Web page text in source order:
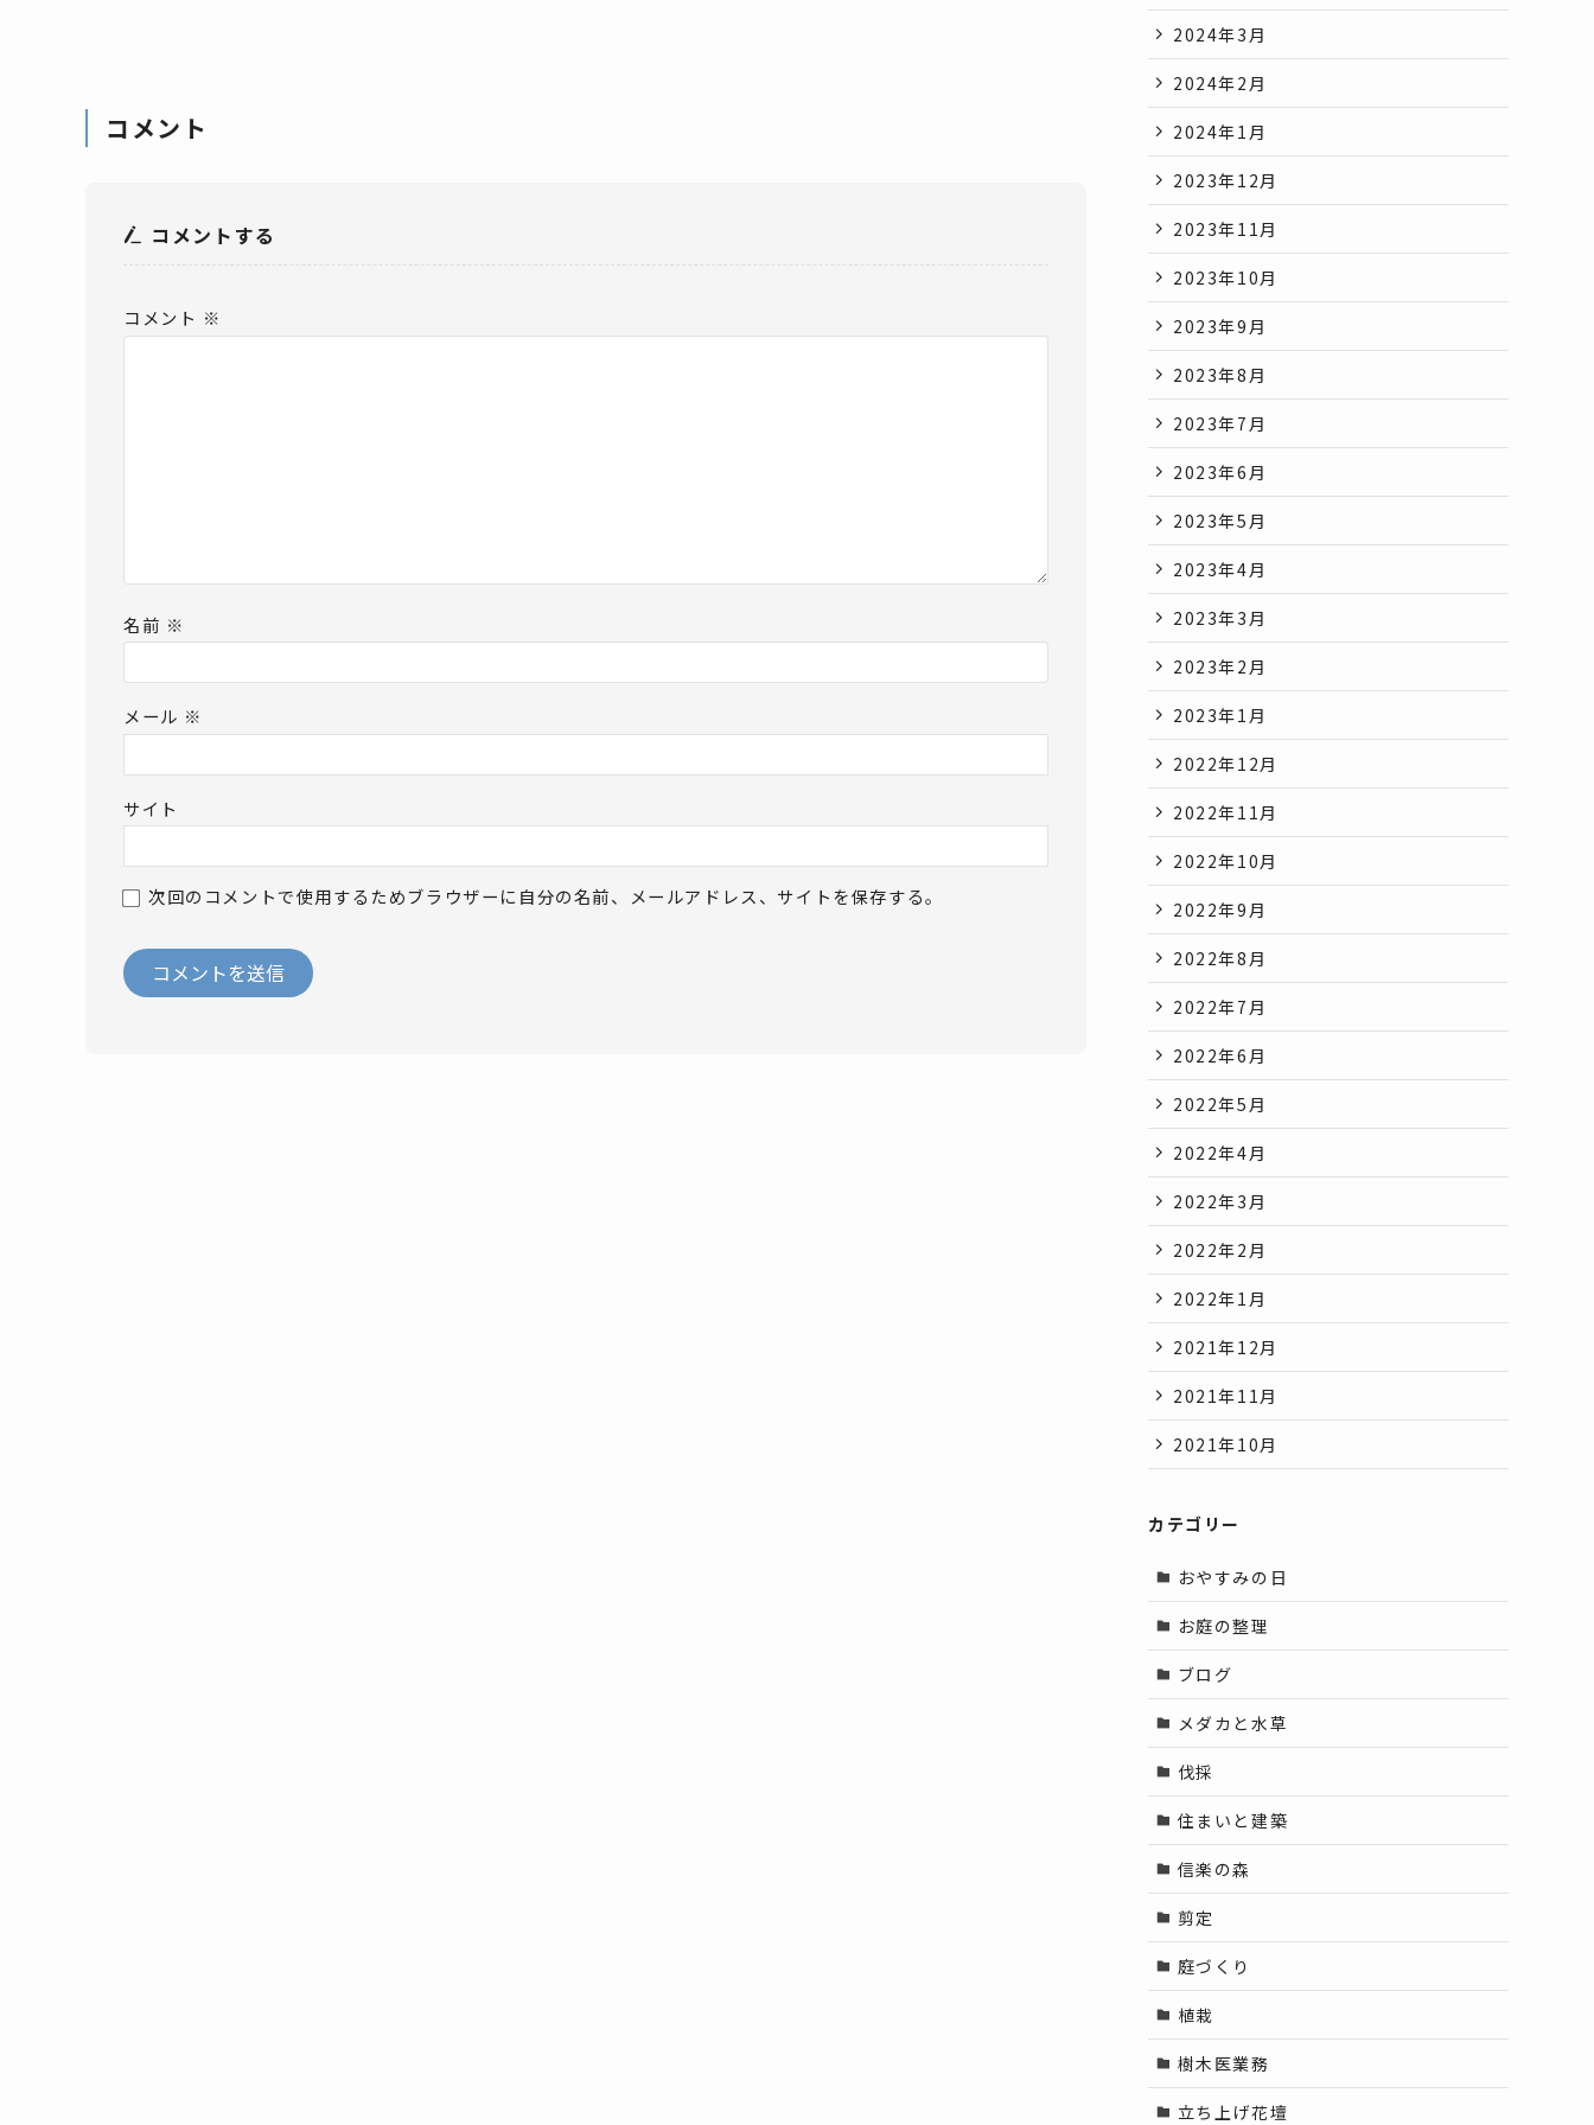
コメント
コメントする
コメント ※
名前 ※
メール ※
サイト
次回のコメントで使用するためブラウザーに自分の名前、メールアドレス、サイトを保存する。
2024年3月
2024年2月
2024年1月
2023年12月
2023年11月
2023年10月
2023年9月
2023年8月
2023年7月
2023年6月
2023年5月
2023年4月
2023年3月
2023年2月
2023年1月
2022年12月
2022年11月
2022年10月
2022年9月
2022年8月
2022年7月
2022年6月
2022年5月
2022年4月
2022年3月
2022年2月
2022年1月
2021年12月
2021年11月
2021年10月
カテゴリー
おやすみの日
お庭の整理
ブログ
メダカと水草
伐採
住まいと建築
信楽の森
剪定
庭づくり
植栽
樹木医業務
立ち上げ花壇